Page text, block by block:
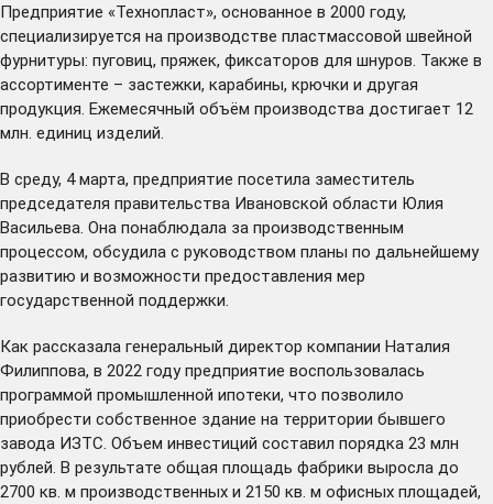
Предприятие «Технопласт», основанное в 2000 году,
специализируется на производстве пластмассовой швейной
фурнитуры: пуговиц, пряжек, фиксаторов для шнуров. Также в
ассортименте – застежки, карабины, крючки и другая
продукция. Ежемесячный объём производства достигает 12
млн. единиц изделий.
В среду, 4 марта, предприятие посетила заместитель
председателя правительства Ивановской области Юлия
Васильева. Она понаблюдала за производственным
процессом, обсудила с руководством планы по дальнейшему
развитию и возможности предоставления мер
государственной поддержки.
Как рассказала генеральный директор компании Наталия
Филиппова, в 2022 году предприятие воспользовалась
программой промышленной ипотеки, что позволило
приобрести собственное здание на территории бывшего
завода ИЗТС. Объем инвестиций составил порядка 23 млн
рублей. В результате общая площадь фабрики выросла до
2700 кв. м производственных и 2150 кв. м офисных площадей,